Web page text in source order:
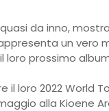
da inno,
un vero
prossimo
il loro 2022 World
alla Kioene